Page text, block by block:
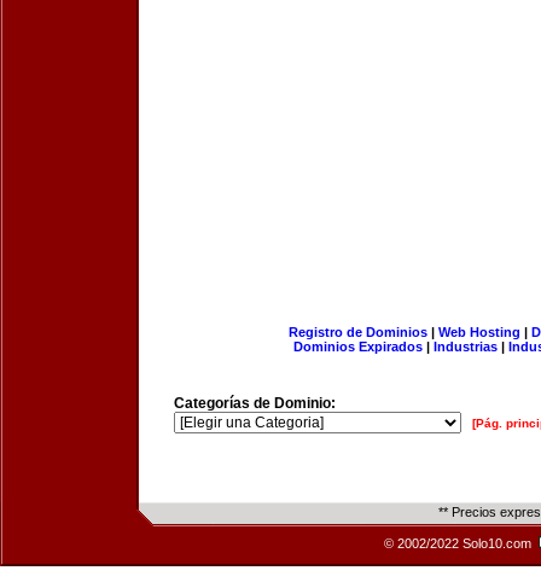
Registro de Dominios| Web Hosting |
Dominios Expirados | Industrias |
Categorías de Dominio:
[Pág.
** Precios
© 2002/2022 Solo10.com